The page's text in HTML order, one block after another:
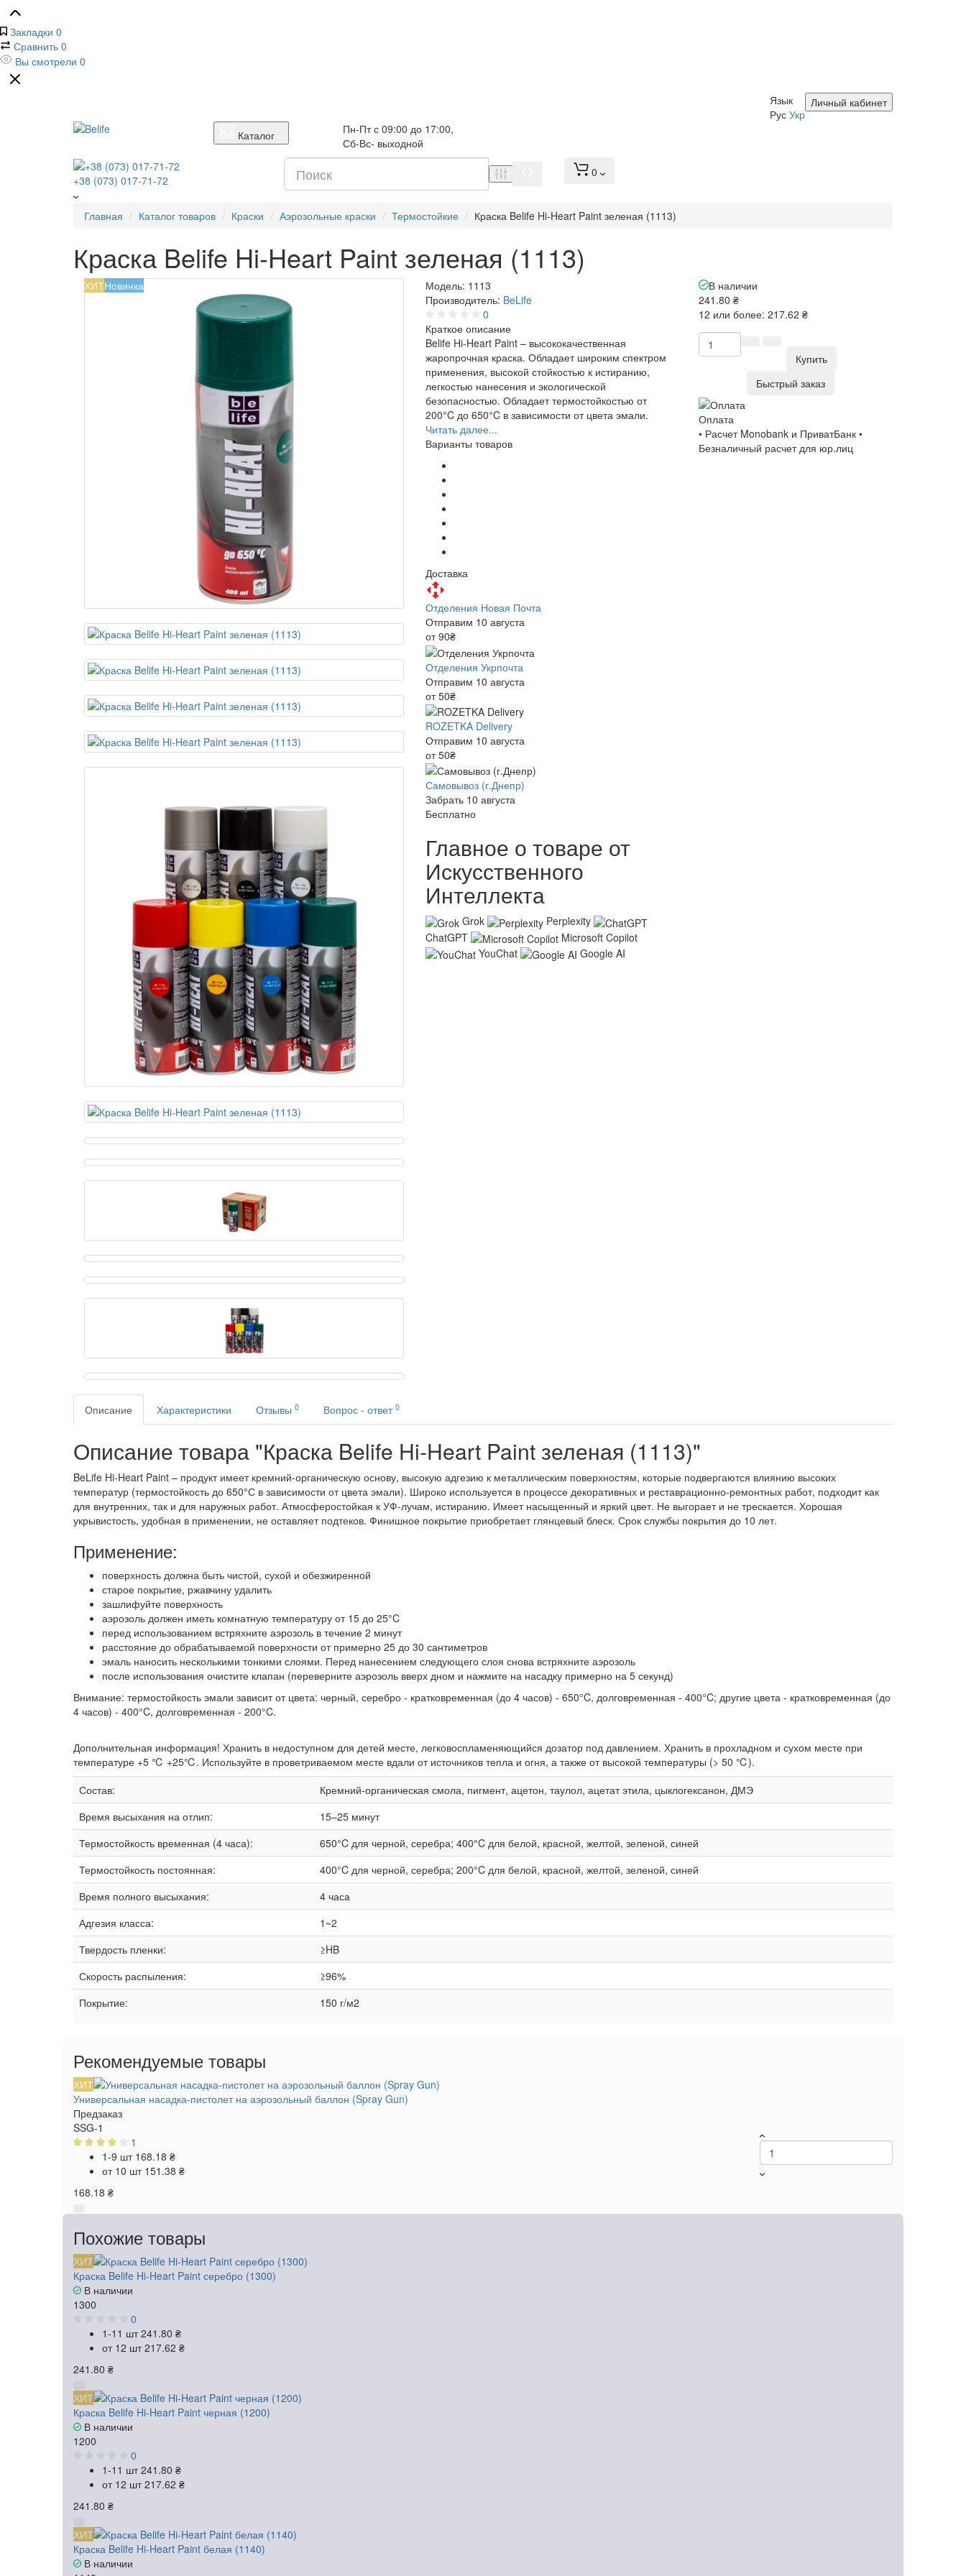
Закладки 0
Сравнить 0
Вы смотрели 0
Личный кабинет
Язык
Рус Укр
Каталог
Пн-Пт с 09:00 до 17:00,
Сб-Вс- выходной
+38 (073) 017-71-72
0
Главная Каталог товаров Краски Аэрозольные краски Термостойкие Краска Belife Hi-Heart Paint зеленая (1113)
Краска Belife Hi-Heart Paint зеленая (1113)
ХИТНовинка Модель: 1113
Производитель: BeLife
0
Краткое описание
Belife Hi-Heart Paint – высококачественная
жаропрочная краска. Обладает широким спектром
применения, высокой стойкостью к истиранию,
легкостью нанесения и экологической
безопасностью. Обладает термостойкостью от
200°C до 650°C в зависимости от цвета эмали.
Читать далее...
Варианты товаров
Доставка
Отделения Новая Почта
Отправим 10 августа
от 90₴
Отделения Укрпочта
Отправим 10 августа
от 50₴
ROZETKA Delivery
Отправим 10 августа
от 50₴
Самовывоз (г.Днепр)
Забрать 10 августа
Бесплатно
Главное о товаре от
Искусственного
Интеллекта
Grok
Perplexity
ChatGPT
Microsoft Copilot
YouChat
Google AI
В наличии
241.80 ₴
12 или более: 217.62 ₴
Купить
Быстрый заказ
Оплата
• Расчет Monobank и ПриватБанк •
Безналичный расчет для юр.лиц
Описание Характеристики Отзывы 0 Вопрос - ответ 0
Описание товара "Краска Belife Hi-Heart Paint зеленая (1113)"
BeLife Hi-Heart Paint – продукт имеет кремний-органическую основу, высокую адгезию к металлическим поверхностям, которые подвергаются влиянию высоких
температур (термостойкость до 650°С в зависимости от цвета эмали). Широко используется в процессе декоративных и реставрационно-ремонтных работ, подходит как
для внутренних, так и для наружных работ. Атмосферостойкая к УФ-лучам, истиранию. Имеет насыщенный и яркий цвет. Не выгорает и не трескается. Хорошая
укрывистость, удобная в применении, не оставляет подтеков. Финишное покрытие приобретает глянцевый блеск. Срок службы покрытия до 10 лет.
Применение:
поверхность должна быть чистой, сухой и обезжиренной
старое покрытие, ржавчину удалить
зашлифуйте поверхность
аэрозоль должен иметь комнатную температуру от 15 до 25°C
перед использованием встряхните аэрозоль в течение 2 минут
расстояние до обрабатываемой поверхности от примерно 25 до 30 сантиметров
эмаль наносить несколькими тонкими слоями. Перед нанесением следующего слоя снова встряхните аэрозоль
после использования очистите клапан (переверните аэрозоль вверх дном и нажмите на насадку примерно на 5 секунд)
Внимание: термостойкость эмали зависит от цвета: черный, серебро - кратковременная (до 4 часов) - 650°C, долговременная - 400°C; другие цвета - кратковременная (до
4 часов) - 400°C, долговременная - 200°C.
Дополнительная информация! Хранить в недоступном для детей месте, легковоспламеняющийся дозатор под давлением. Хранить в прохладном и сухом месте при
температуре +5 ℃ +25℃. Используйте в проветриваемом месте вдали от источников тепла и огня, а также от высокой температуры (> 50 ℃).
Состав:
Кремний-органическая смола, пигмент, ацетон, таулол, ацетат этила, цыклогексанон, ДМЭ
Время высыхания на отлип:
15–25 минут
Термостойкость временная (4 часа):
650°C для черной, серебра; 400°C для белой, красной, желтой, зеленой, синей
Термостойкость постоянная:
400°C для черной, серебра; 200°C для белой, красной, желтой, зеленой, синей
Время полного высыхания:
4 часа
Адгезия класса:
1~2
Твердость пленки:
≥HB
Скорость распыления:
≥96%
Покрытие:
150 г/м2
Рекомендуемые товары
ХИТ
Универсальная насадка-пистолет на аэрозольный баллон (Spray Gun)
Предзаказ
SSG-1
1
1-9 шт 168.18 ₴
от 10 шт 151.38 ₴
168.18 ₴
Похожие товары
ХИТ
Краска Belife Hi-Heart Paint серебро (1300)
В наличии
1300
0
1-11 шт241.80 ₴
от 12 шт217.62 ₴
241.80 ₴
ХИТ
Краска Belife Hi-Heart Paint черная (1200)
В наличии
1200
0
1-11 шт241.80 ₴
от 12 шт217.62 ₴
241.80 ₴
ХИТ
Краска Belife Hi-Heart Paint белая (1140)
В наличии